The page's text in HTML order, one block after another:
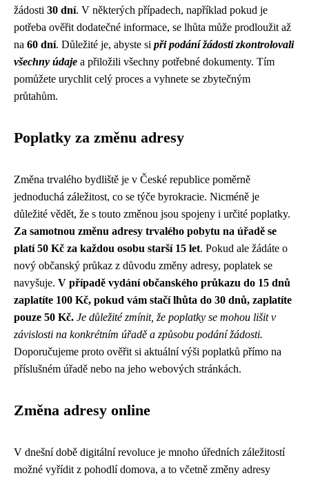
žádosti 30 dní. V některých případech, například pokud je
potřeba ověřit dodatečné informace, se lhůta může prodloužit až
na 60 dní. Důležité je, abyste si při podání žádosti zkontrolovali
všechny údaje a přiložili všechny potřebné dokumenty. Tím
pomůžete urychlit celý proces a vyhnete se zbytečným
průtahům.
Poplatky za změnu adresy
Změna trvalého bydliště je v České republice poměrně
jednoduchá záležitost, co se týče byrokracie. Nicméně je
důležité vědět, že s touto změnou jsou spojeny i určité poplatky.
Za samotnou změnu adresy trvalého pobytu na úřadě se
platí 50 Kč za každou osobu starší 15 let. Pokud ale žádáte o
nový občanský průkaz z důvodu změny adresy, poplatek se
navyšuje. V případě vydání občanského průkazu do 15 dnů
zaplatíte 100 Kč, pokud vám stačí lhůta do 30 dnů, zaplatíte
pouze 50 Kč. Je důležité zmínit, že poplatky se mohou lišit v
závislosti na konkrétním úřadě a způsobu podání žádosti.
Doporučujeme proto ověřit si aktuální výši poplatků přímo na
příslušném úřadě nebo na jeho webových stránkách.
Změna adresy online
V dnešní době digitální revoluce je mnoho úředních záležitostí
možné vyřídit z pohodlí domova, a to včetně změny adresy